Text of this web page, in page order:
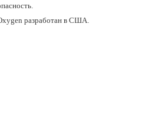
разработан в США.